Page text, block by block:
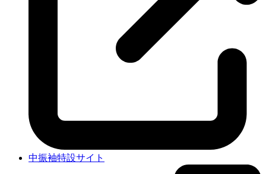
中振袖特設サイト